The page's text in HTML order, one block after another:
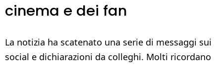
cinema e dei fan
La notizia ha scatenato una serie di messaggi sui
social e dichiarazioni da colleghi. Molti ricordano